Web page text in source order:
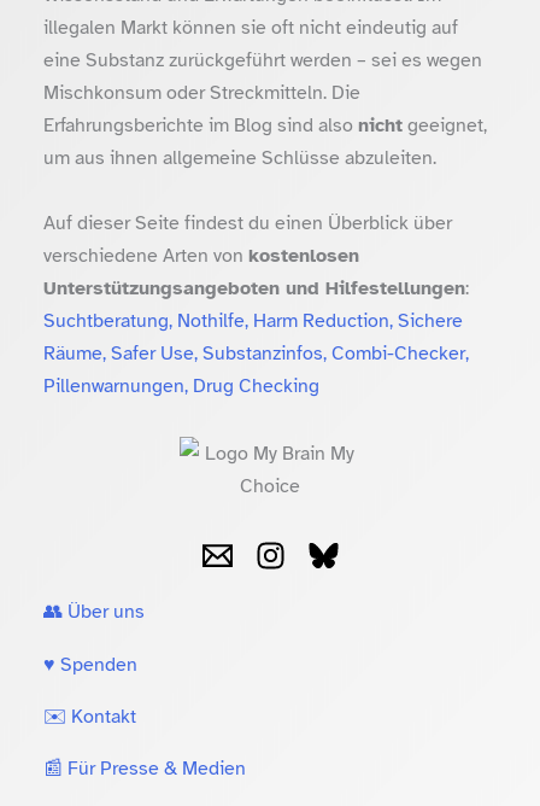
illegalen Markt können sie oft nicht eindeutig auf
eine Substanz zurückgeführt werden – sei es wegen
Mischkonsum oder Streckmitteln. Die
Erfahrungsberichte im Blog sind also nichtgeeignet,
um aus ihnen allgemeine Schlüsse abzuleiten.
Auf dieser Seite findest du einen Überblick über
verschiedene Arten von kostenlosen
Unterstützungsangeboten und Hilfestellungen:
Suchtberatung, Nothilfe, Harm Reduction, Sichere
Räume, Safer Use, Substanzinfos, Combi-Checker,
Pillenwarnungen, Drug Checking
👥 Über uns
♥️ Spenden
✉️ Kontakt
📰 Für Presse & Medien